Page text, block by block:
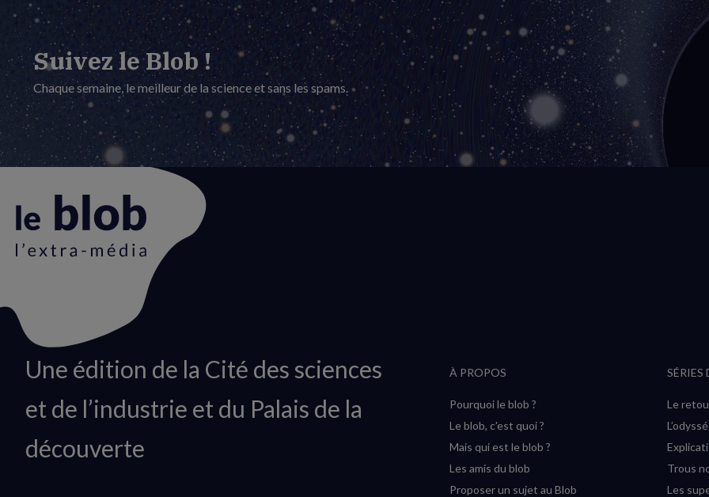
Suivez le Blob !
Chaque semaine, le meilleur de la science et sans les spams.
Animation
logo
Une édition de la Cité des sciences
et de l’industrie et du Palais de la
découverte
À PROPOS
Pourquoi le blob ?
Le blob, c'est quoi ?
Mais qui est le blob ?
Les amis du blob
Proposer un sujet au Blob
SÉRIES
Le
Trous
Les